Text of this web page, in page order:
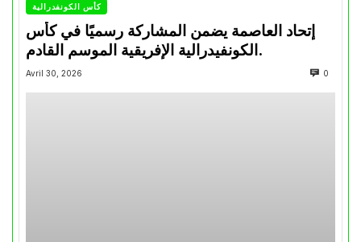
كأس الكونفدرالية
إتحاد العاصمة يضمن المشاركة رسميًا في كأس
الكونفيدرالية الإفريقية الموسم القادم.
Avril 30, 2026 0